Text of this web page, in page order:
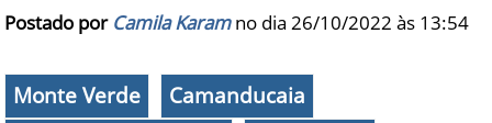
Postado por Camila Karamno dia 26/10/2022 às 13:54
Monte Verde
Camanducaia